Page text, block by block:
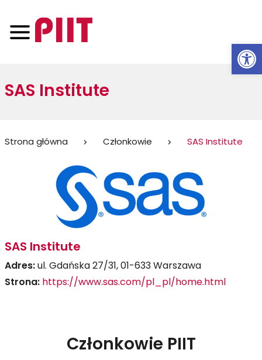
SAS Institute
Jesteś
Strona główna Członkowie SAS Institute
SAS Institute
Adres:ul. Gdańska 27/31, 01-633 Warszawa
Strona: https://www.sas.com/pl_pl/home.html
Członkowie PIIT